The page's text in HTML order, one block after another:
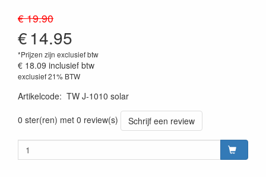
€ 19.90
€14.95
*Prijzen zijn exclusief btw
€ 18.09 inclusief btw
exclusief 21% BTW
Artikelcode: TW J-1010 solar
0 ster(ren) met 0 review(s)
Schrijf een review